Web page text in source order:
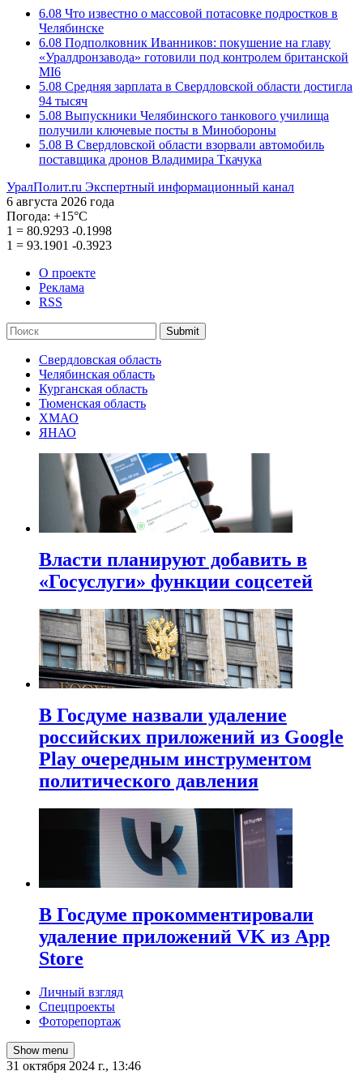
6.08 Что известно о массовой потасовке подростков в
Челябинске
6.08 Подполковник Иванников: покушение на главу
«Уралдронзавода» готовили под контролем британской
MI6
5.08 Средняя зарплата в Свердловской области достигла
94 тысяч
5.08 Выпускники Челябинского танкового училища
получили ключевые посты в Минобороны
5.08 В Свердловской области взорвали автомобиль
поставщика дронов Владимира Ткачука
УралПолит.ru Экспертный информационный канал
6 августа 2026 года
Погода: +15°С
1 = 80.9293 -0.1998
1 = 93.1901 -0.3923
О проекте
Реклама
RSS
Submit
Свердловская область
Челябинская область
Курганская область
Тюменская область
ХМАО
ЯНАО
Власти планируют добавить в
«Госуслуги» функции соцсетей
В Госдуме назвали удаление
российских приложений из Google
Play очередным инструментом
политического давления
В Госдуме прокомментировали
удаление приложений VK из App
Store
Личный взгляд
Спецпроекты
Фоторепортаж
Show menu
31 октября 2024 г., 13:46